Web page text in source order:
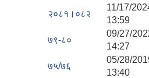
२०८१।०८२
11/17/
13:59
७९-८०
09/27/
14:27
७५/७६
05/28/
13:40